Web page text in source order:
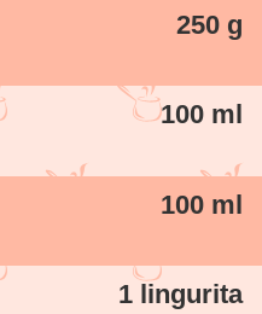
mazăre!
250 g
100 ml
100 ml
1 lingurita